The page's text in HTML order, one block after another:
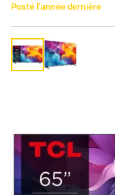
Posté l’année dernière